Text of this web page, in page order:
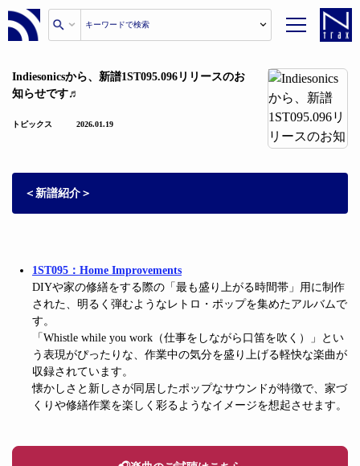
Indiesonicsから、新譜1ST095.096リリースのお
知らせです♬
トピックス 2026.01.19
＜新譜紹介＞
1ST095：Home Improvements
DIYや家の修繕をする際の「最も盛り上がる時間帯」用に制作
された、明るく弾むようなレトロ・ポップを集めたアルバムで
す。
「Whistle while you work（仕事をしながら口笛を吹く）」とい
う表現がぴったりな、作業中の気分を盛り上げる軽快な楽曲が
収録されています。
懐かしさと新しさが同居したポップなサウンドが特徴で、家づ
くりや修繕作業を楽しく彩るようなイメージを想起させます。